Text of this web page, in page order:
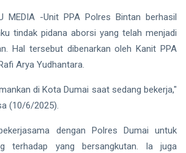
MEDIA -Unit PPA Polres Bintan berhasil
tindak pidana aborsi yang telah menjadi
Hal tersebut dibenarkan oleh Kanit PPA
Arya Yudhantara.
di Kota Dumai saat sedang bekerja,"
(10/6/2025).
dengan Polres Dumai untuk
terhadap yang bersangkutan. Ia juga